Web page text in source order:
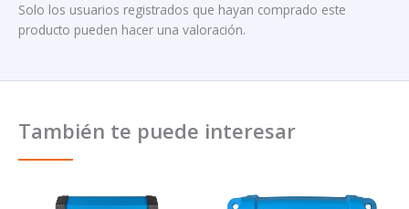
Solo los usuarios registrados que hayan comprado este
producto pueden hacer una valoración.
También te puede interesar